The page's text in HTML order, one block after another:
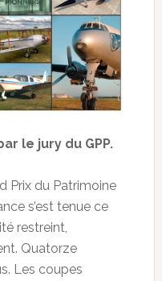
le jury du GPP.
Prix du Patrimoine
s’est tenue ce
restreint,
Quatorze
Les coupes